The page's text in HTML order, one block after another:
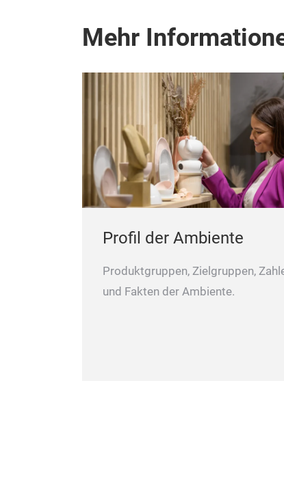
Mehr
Profil der Ambiente
Produktgruppen, Zielgruppen,
und Fakten der Ambiente.